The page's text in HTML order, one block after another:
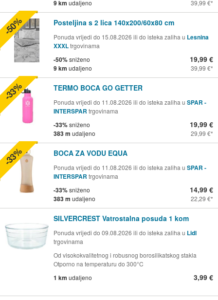
9 km udaljeno 39,99 €
Posteljina s 2 lica 140x200/60x80 cm
Ponuda vrijedi do 15.08.2026 ili do isteka zaliha u Lesnina
XXXLtrgovinama
-50%sniženo
9 km udaljeno
19,99 €
39,99 €
-50%
TERMO BOCA GO GETTER
Ponuda vrijedi do 11.08.2026 ili do isteka zaliha u SPAR -
INTERSPAR trgovinama
-33%sniženo
383 m udaljeno
19,99 €
29,99 €
-33%
BOCA ZA VODU EQUA
Ponuda vrijedi do 11.08.2026 ili do isteka zaliha u SPAR -
INTERSPAR trgovinama
-33%sniženo
383 m udaljeno
14,99 €
22,29 €
-33%
SILVERCREST Vatrostalna posuda 1 kom
Ponuda vrijedi do 09.08.2026 ili do isteka zaliha u Lidl
trgovinama
Od visokokvalitetnog i robusnog borosilikatskog stakla
Otporno na temperaturu do 300°C
1 km udaljeno 3,99 €